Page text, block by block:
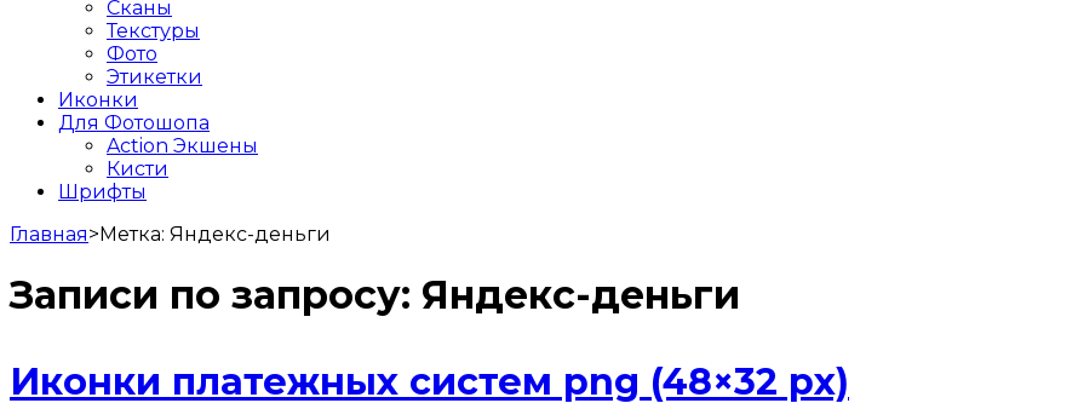
Сканы
Текстуры
Фото
Этикетки
Иконки
Для Фотошопа
Action Экшены
Кисти
Шрифты
Главная>Метка: Яндекс-деньги
Записи по запросу: Яндекс-деньги
Иконки платежных систем png (48×32 px)